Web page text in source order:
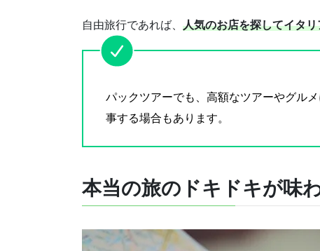
自由旅行であれば、 人気のお店を探してイタ
パックツアーでも、高額なツアーやグル
事する場合もあります。
本当の旅のドキドキが味